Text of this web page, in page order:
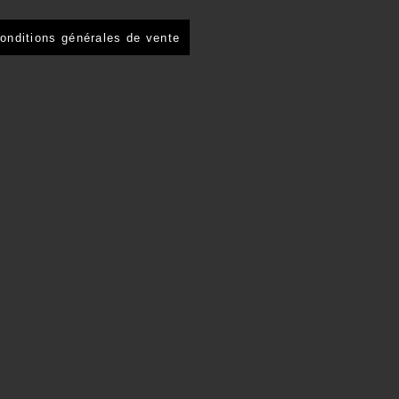
générales de vente